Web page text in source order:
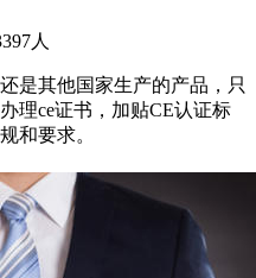
人
是其他国家生产的产品，只
理ce证书，加贴CE认证标
和要求。